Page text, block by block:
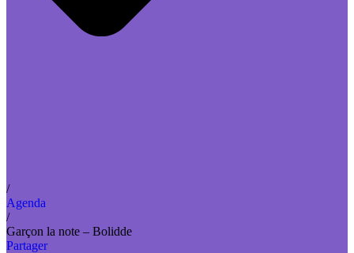
/
Agenda
/
Garçon la note – Bolidde
Partager